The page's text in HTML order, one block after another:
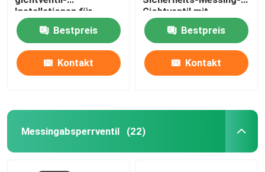
Installationen für
normale Temperatur
Bestpreis
Kontakt
Gichtventil mit
Quergriff
Bestpreis
Kontakt
Messingabsperrventil (22)